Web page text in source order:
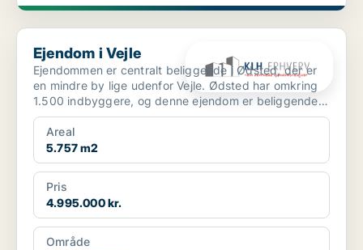
Ejendom i Vejle
Ejendom i Vejle
Ejendommen er centralt beliggende i Ødsted, der er
en mindre by lige udenfor Vejle. Ødsted har omkring
1.500 indbyggere, og denne ejendom er beliggende
midt ...
Areal
5.757 m2
Pris
4.995.000 kr.
Område